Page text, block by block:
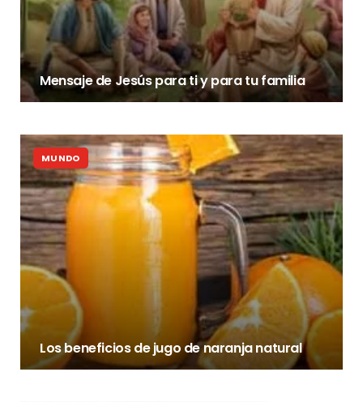
Mensaje de Jesús para ti y para tu familia
MUNDO
Los beneficios de jugo de naranja natural